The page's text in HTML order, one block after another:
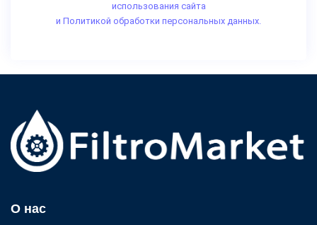
использования сайта
и Политикой обработки персональных данных.
О нас